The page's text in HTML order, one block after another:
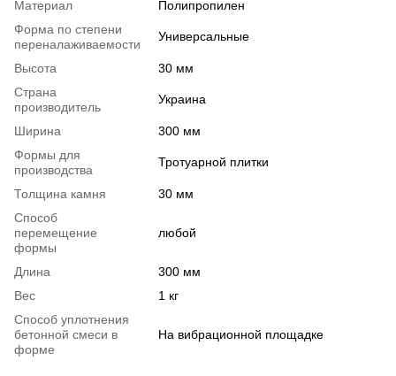
Материал
Полипропилен
Форма по степени
переналаживаемости
Универсальные
Высота
30 мм
Страна
производитель
Украина
Ширина
300 мм
Формы для
производства
Тротуарной плитки
Толщина камня
30 мм
Способ
перемещение
формы
любой
Длина
300 мм
Вес
1 кг
Способ уплотнения
бетонной смеси в
форме
На вибрационной площадке